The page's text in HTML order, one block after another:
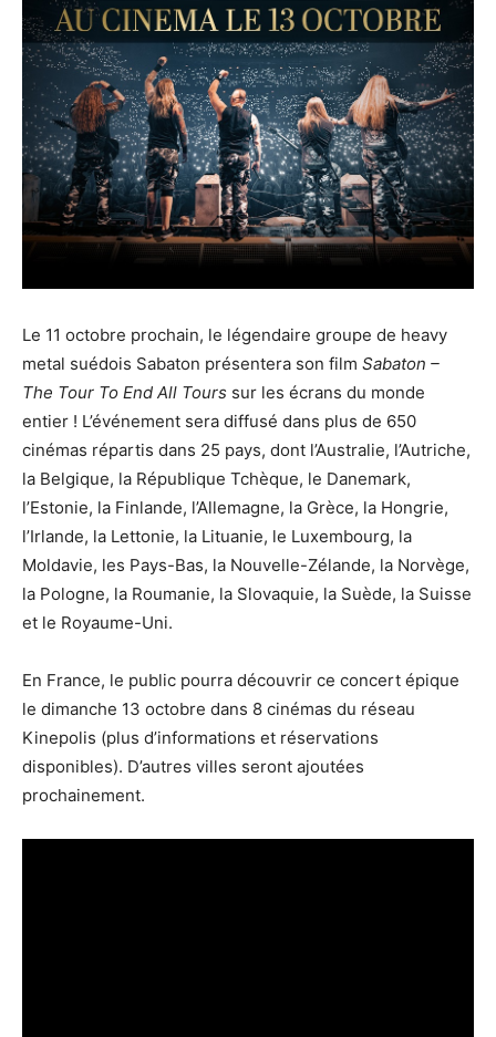
Le 11 octobre prochain, le légendaire groupe de heavy
metal suédois Sabaton présentera son film Sabaton –
The Tour To End All Tours sur les écrans du monde
entier ! L’événement sera diffusé dans plus de 650
cinémas répartis dans 25 pays, dont l’Australie, l’Autriche,
la Belgique, la République Tchèque, le Danemark,
l’Estonie, la Finlande, l’Allemagne, la Grèce, la Hongrie,
l’Irlande, la Lettonie, la Lituanie, le Luxembourg, la
Moldavie, les Pays-Bas, la Nouvelle-Zélande, la Norvège,
la Pologne, la Roumanie, la Slovaquie, la Suède, la Suisse
et le Royaume-Uni.
En France, le public pourra découvrir ce concert épique
le dimanche 13 octobre dans 8 cinémas du réseau
Kinepolis (plus d’informations et réservations
disponibles). D’autres villes seront ajoutées
prochainement.